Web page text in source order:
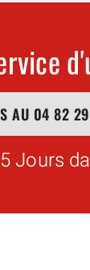
AU 04 82
Jours